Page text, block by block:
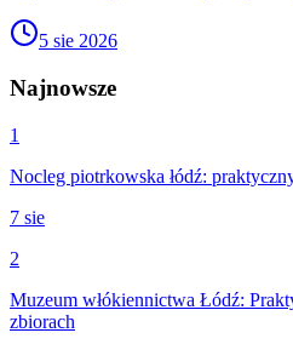
5 sie 2026
Najnowsze
1
Nocleg piotrkowska łódź:
7 sie
2
Muzeum włókiennictwa Łódź:
zbiorach